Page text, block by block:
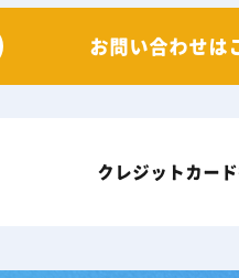
お問い合わせは
クレジットカー